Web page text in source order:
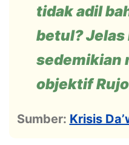
tidak adil
betul? Jelas
sedemikian
objektif
Sumber: Krisis